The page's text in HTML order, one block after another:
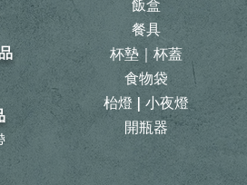
飯盒
餐具
杯墊｜杯蓋
食物袋
枱燈 | 小夜燈
開瓶器